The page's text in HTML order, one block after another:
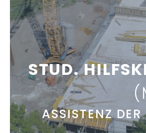
STUD.
ASSISTENZ